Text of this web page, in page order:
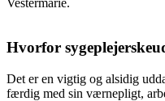
Vestermarie.
Hvorfor
Det er en vigtig og alsidig
færdig med sin værnepligt,